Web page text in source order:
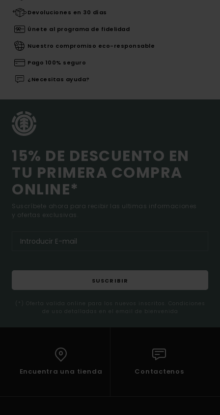
Devoluciones en 30 días
Únete al programa de fidelidad
Nuestro compromiso eco-responsable
Pago 100% seguro
¿Necesitas ayuda?
15% DE DESCUENTO EN
TU PRIMERA COMPRA
ONLINE*
Suscríbete ahora para recibir las ultimas informaciones
y ofertas exclusivas.
SUSCRIBIR
(*) Oferta valida online para los nuevos inscritos. Condiciones
de uso detalladas en el email de bienvenida
Encuentra una tienda Contactenos